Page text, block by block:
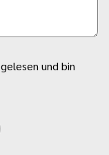
gelesen und bin